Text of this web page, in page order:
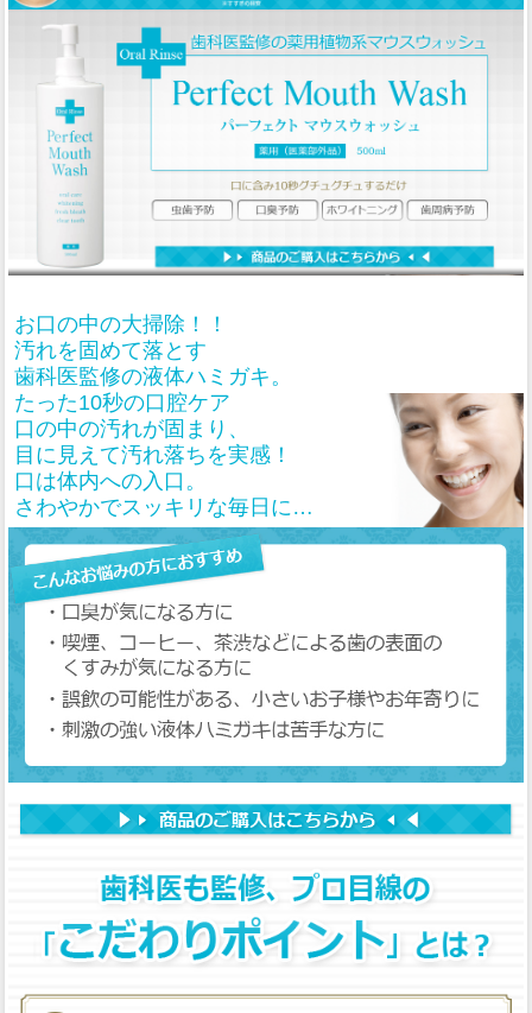
お口の中の大掃除！！
汚れを固めて落とす
歯科医監修の液体ハミガキ。
たった10秒の口腔ケア
口の中の汚れが固まり、
目に見えて汚れ落ちを実感！
口は体内への入口。
さわやかでスッキリな毎日に…